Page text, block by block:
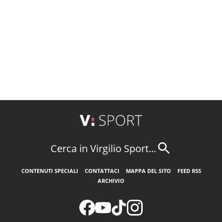
Cerca in Virgilio Sport...
CONTENUTI SPECIALI CONTATTACI MAPPA DEL SITO
FEED RSS
ARCHIVIO